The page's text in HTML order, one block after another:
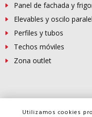
Panel de fachada y
Elevables y oscilo
Perfiles y tubos
Techos móviles
Zona outlet
©
Utilizamos cookies